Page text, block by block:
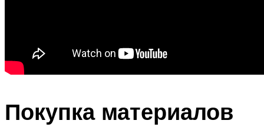
Покупка материалов